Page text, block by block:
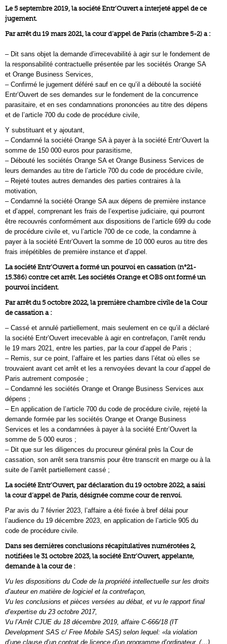
Le 5 septembre 2019, la société Entr’Ouvert a interjeté appel de ce
jugement.
Par arrêt du 19 mars 2021, la cour d’appel de Paris (chambre 5-2) a :
– Dit sans objet la demande d’irrecevabilité à agir sur le fondement de
la responsabilité contractuelle présentée par les sociétés Orange SA
et Orange Business Services,
– Confirmé le jugement déféré sauf en ce qu’il a débouté la société
Entr’Ouvert de ses demandes sur le fondement de la concurrence
parasitaire, et en ses condamnations prononcées au titre des dépens
et de l’article 700 du code de procédure civile,
Y substituant et y ajoutant,
– Condamné la société Orange SA à payer à la société Entr’Ouvert la
somme de 150 000 euros pour parasitisme,
– Débouté les sociétés Orange SA et Orange Business Services de
leurs demandes au titre de l’article 700 du code de procédure civile,
– Rejeté toutes autres demandes des parties contraires à la
motivation,
– Condamné la société Orange SA aux dépens de première instance
et d’appel, comprenant les frais de l’expertise judiciaire, qui pourront
être recouvrés conformément aux dispositions de l’article 699 du code
de procédure civile et, vu l’article 700 de ce code, la condamne à
payer à la société Entr’Ouvert la somme de 10 000 euros au titre des
frais irrépétibles de première instance et d’appel.
La société Entr’Ouvert a formé un pourvoi en cassation (n°21-
15.386) contre cet arrêt. Les sociétés Orange et OBS ont formé un
pourvoi incident.
Par arrêt du 5 octobre 2022, la première chambre civile de la Cour
de cassation a :
– Cassé et annulé partiellement, mais seulement en ce qu’il a déclaré
la société Entr’Ouvert irrecevable à agir en contrefaçon, l’arrêt rendu
le 19 mars 2021, entre les parties, par la cour d’appel de Paris ;
– Remis, sur ce point, l’affaire et les parties dans l’état où elles se
trouvaient avant cet arrêt et les a renvoyées devant la cour d’appel de
Paris autrement composée ;
– Condamné les sociétés Orange et Orange Business Services aux
dépens ;
– En application de l’article 700 du code de procédure civile, rejeté la
demande formée par les sociétés Orange et Orange Business
Services et les a condamnées à payer à la société Entr’Ouvert la
somme de 5 000 euros ;
– Dit que sur les diligences du procureur général près la Cour de
cassation, son arrêt sera transmis pour être transcrit en marge ou à la
suite de l’arrêt partiellement cassé ;
La société Entr’Ouvert, par déclaration du 19 octobre 2022, a saisi
la cour d’appel de Paris, désignée comme cour de renvoi.
Par avis du 7 février 2023, l’affaire a été fixée à bref délai pour
l’audience du 19 décembre 2023, en application de l’article 905 du
code de procédure civile.
Dans ses dernières conclusions récapitulatives numérotées 2,
notifiées le 31 octobre 2023, la société Entr’Ouvert, appelante,
demande à la cour de :
Vu les dispositions du Code de la propriété intellectuelle sur les droits
d’auteur en matière de logiciel et la contrefaçon,
Vu les conclusions et pièces versées au débat, et vu le rapport final
d’expertise du 23 octobre 2017,
Vu l’Arrêt CJUE du 18 décembre 2019, affaire C-666/18 (IT
Development SAS c/ Free Mobile SAS) selon lequel: «la violation
d’une clause d’un contrat de licence d’un programme d’ordinateur, (…)